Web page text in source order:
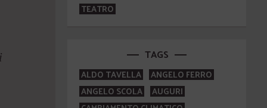
TEATRO
TAGS
ALDO TAVELLA
ANGELO FERRO
ANGELO SCOLA
AUGURI